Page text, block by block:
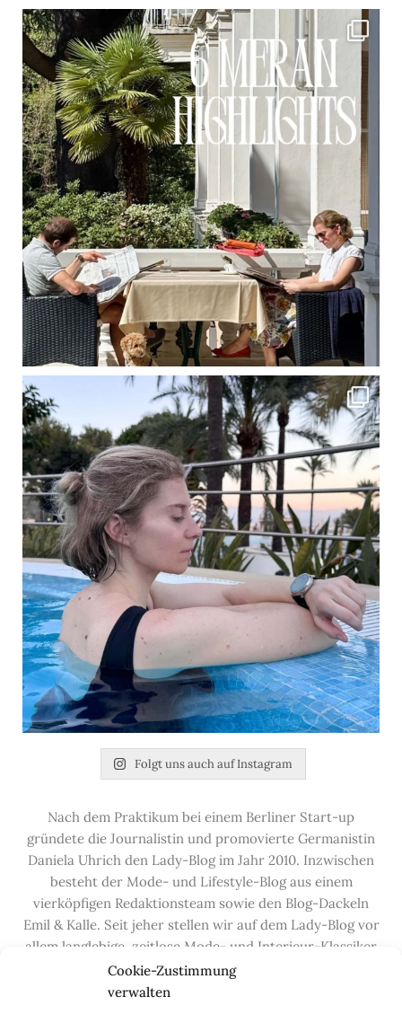
Cookie-Zustimmung
verwalten
Folgt uns auch auf Instagram
Nach dem Praktikum bei einem Berliner Start-up
gründete die Journalistin und promovierte Germanistin
Daniela Uhrich den Lady-Blog im Jahr 2010. Inzwischen
besteht der Mode- und Lifestyle-Blog aus einem
vierköpfigen Redaktionsteam sowie den Blog-Dackeln
Emil & Kalle. Seit jeher stellen wir auf dem Lady-Blog vor
allem langlebige, zeitlose Mode- und Interieur-Klassiker
vor, die hochwertig verarbeitet und unter guten
Bedingungen hergestellt wurden – gerne „Made in